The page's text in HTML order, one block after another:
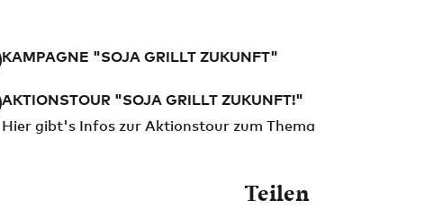
KAMPAGNE "SOJA GRILLT ZUKUNFT"
AKTIONSTOUR "SOJA GRILLT ZUKUNFT!"
Hier gibt's Infos zur Aktionstour zum Thema
Teilen